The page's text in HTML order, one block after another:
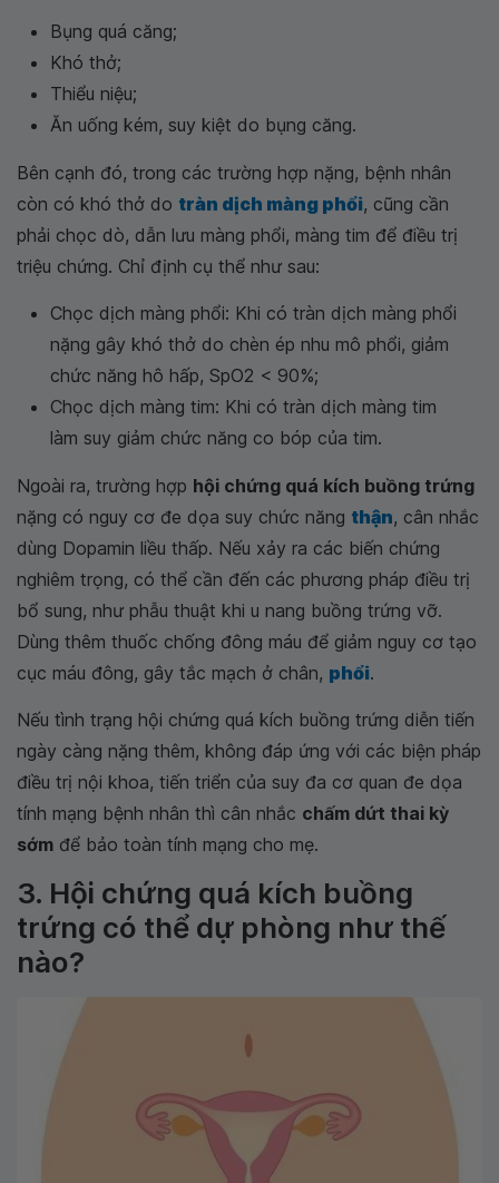
Bụng quá căng;
Khó thở;
Thiểu niệu;
Ăn uống kém, suy kiệt do bụng căng.
Bên cạnh đó, trong các trường hợp nặng, bệnh nhân
còn có khó thở do tràn dịch màng phổi, cũng cần
phải chọc dò, dẫn lưu màng phổi, màng tim để điều trị
triệu chứng. Chỉ định cụ thể như sau:
Chọc dịch màng phổi: Khi có tràn dịch màng phổi
nặng gây khó thở do chèn ép nhu mô phổi, giảm
chức năng hô hấp, SpO2 < 90%;
Chọc dịch màng tim: Khi có tràn dịch màng tim
làm suy giảm chức năng co bóp của tim.
Ngoài ra, trường hợp hội chứng quá kích buồng trứng
nặng có nguy cơ đe dọa suy chức năng thận, cân nhắc
dùng Dopamin liều thấp. Nếu xảy ra các biến chứng
nghiêm trọng, có thể cần đến các phương pháp điều trị
bổ sung, như phẫu thuật khi u nang buồng trứng vỡ.
Dùng thêm thuốc chống đông máu để giảm nguy cơ tạo
cục máu đông, gây tắc mạch ở chân, phổi.
Nếu tình trạng hội chứng quá kích buồng trứng diễn tiến
ngày càng nặng thêm, không đáp ứng với các biện pháp
điều trị nội khoa, tiến triển của suy đa cơ quan đe dọa
tính mạng bệnh nhân thì cân nhắc chấm dứt thai kỳ
sớm để bảo toàn tính mạng cho mẹ.
3. Hội chứng quá kích buồng
trứng có thể dự phòng như thế
nào?